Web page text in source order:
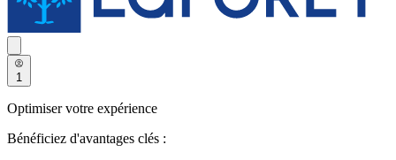
1
Optimiser votre expérience
Bénéficiez d'avantages clés :